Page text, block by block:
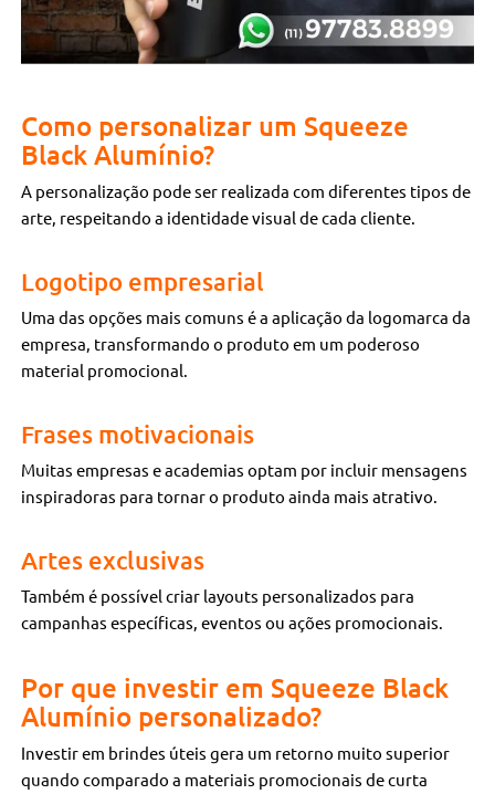
Como personalizar um Squeeze
Black Alumínio?
A personalização pode ser realizada com diferentes tipos de
arte, respeitando a identidade visual de cada cliente.
Logotipo empresarial
Uma das opções mais comuns é a aplicação da logomarca da
empresa, transformando o produto em um poderoso
material promocional.
Frases motivacionais
Muitas empresas e academias optam por incluir mensagens
inspiradoras para tornar o produto ainda mais atrativo.
Artes exclusivas
Também é possível criar layouts personalizados para
campanhas específicas, eventos ou ações promocionais.
Por que investir em Squeeze Black
Alumínio personalizado?
Investir em brindes úteis gera um retorno muito superior
quando comparado a materiais promocionais de curta